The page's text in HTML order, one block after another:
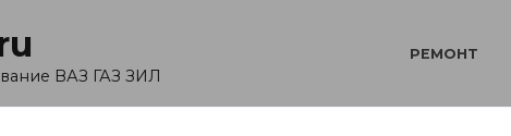
ВАЗ ГАЗ ЗИЛ
РЕМОНТ